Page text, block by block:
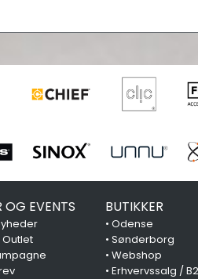
OG EVENTS BUTIKKER
•Odense
•Sønderborg
•Webshop
•Erhvervssalg /